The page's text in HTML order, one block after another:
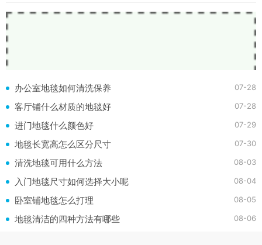
办公室地毯如何清洗保养 07-28
客厅铺什么材质的地毯好 07-28
进门地毯什么颜色好 07-29
地毯长宽高怎么区分尺寸 07-30
清洗地毯可用什么方法 08-03
入门地毯尺寸如何选择大小呢 08-04
卧室铺地毯怎么打理 08-05
地毯清洁的四种方法有哪些 08-06